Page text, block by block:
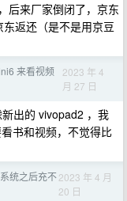
后来厂家倒闭了，京东
返还（是不是用京豆
来看视频
2023 年 4
月 27 日
出的 vivopad2 ，我
书和视频，不觉得比
统之后充不2023 年 4 月
20 日